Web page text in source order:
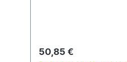
Regulärer Preis:
50,85 €